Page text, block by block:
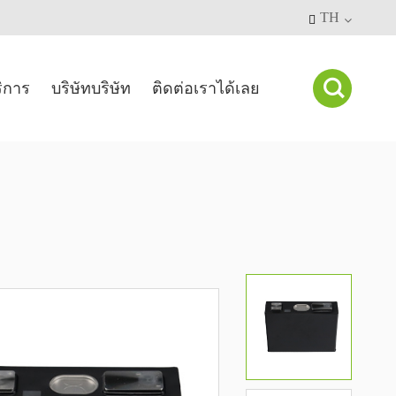
 TH
าร บริษัทบริษัท ติดต่อเราได้เลย 